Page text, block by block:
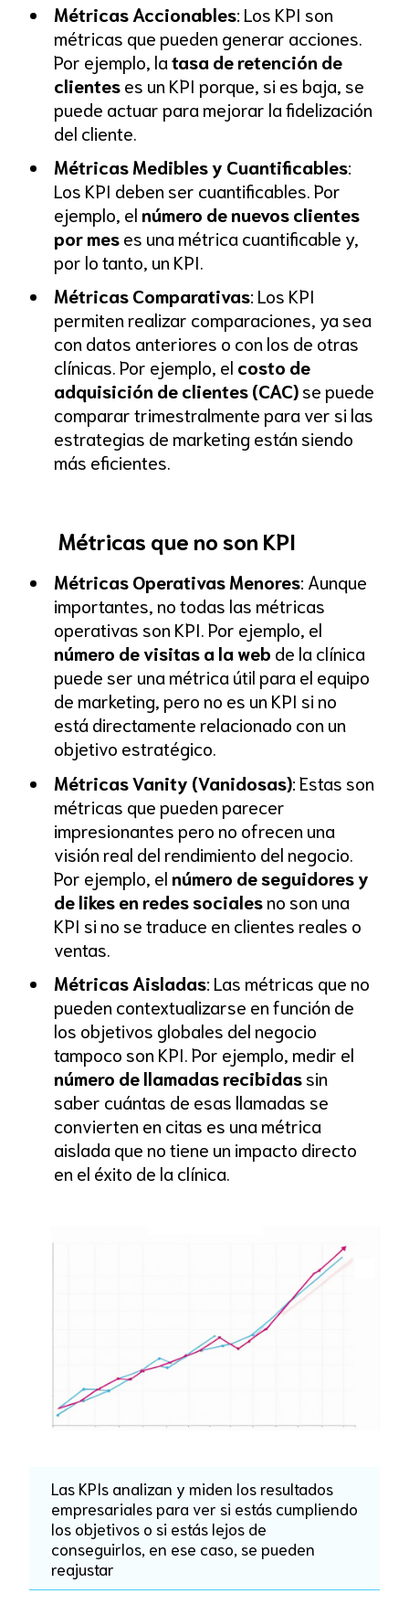
Métricas Accionables: Los KPI son
métricas que pueden generar acciones.
Por ejemplo, latasa de retención de
clienteses un KPI porque, si es baja, se
puede actuar para mejorar la fidelización
del cliente.
Métricas Medibles y Cuantificables:
Los KPI deben ser cuantificables. Por
ejemplo, elnúmero de nuevos clientes
por meses una métrica cuantificable y,
por lo tanto, un KPI.
Métricas Comparativas: Los KPI
permiten realizar comparaciones, ya sea
con datos anteriores o con los de otras
clínicas. Por ejemplo, el costo de
adquisición de clientes (CAC)se puede
comparar trimestralmente para ver si las
estrategias de marketing están siendo
más eficientes.
Métricas que no son KPI
Métricas Operativas Menores: Aunque
importantes, no todas las métricas
operativas son KPI. Por ejemplo, el
número de visitas a la web de la clínica
puede ser una métrica útil para el equipo
de marketing, pero no es un KPI si no
está directamente relacionado con un
objetivo estratégico.
Métricas Vanity (Vanidosas): Estas son
métricas que pueden parecer
impresionantes pero no ofrecen una
visión real del rendimiento del negocio.
Por ejemplo, elnúmero de seguidores y
de likes en redes socialesno son una
KPI si no se traduce en clientes reales o
ventas.
Métricas Aisladas: Las métricas que no
pueden contextualizarse en función de
los objetivos globales del negocio
tampoco son KPI. Por ejemplo, medir el
número de llamadas recibidassin
saber cuántas de esas llamadas se
convierten en citas es una métrica
aislada que no tiene un impacto directo
en el éxito de la clínica.
Las KPIs analizan y miden los resultados
empresariales para ver si estás cumpliendo
los objetivos o si estás lejos de
conseguirlos, en ese caso, se pueden
reajustar